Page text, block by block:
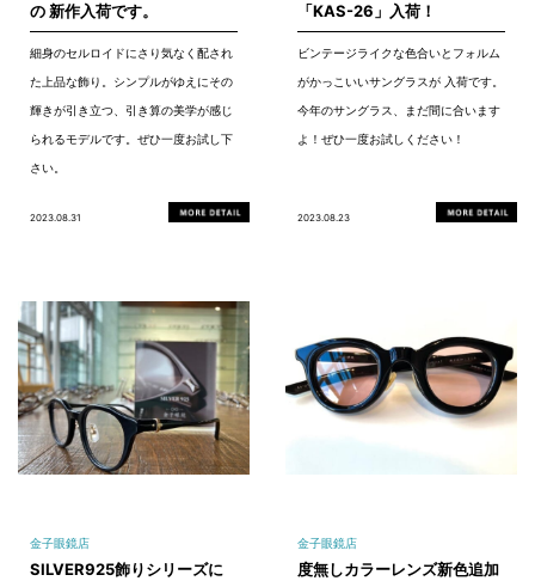
の 新作入荷です。
細身のセルロイドにさり気なく配され
た上品な飾り。シンプルがゆえにその
輝きが引き立つ、引き算の美学が感じ
られるモデルです。ぜひ一度お試し下
さい。
2023.08.31
「KAS-26」入荷！
ビンテージライクな色合いとフォルム
がかっこいいサングラスが 入荷です。
今年のサングラス、まだ間に合います
よ！ぜひ一度お試しください！
2023.08.23
金子眼鏡店
SILVER925飾りシリーズに
金子眼鏡店
度無しカラーレンズ新色追加